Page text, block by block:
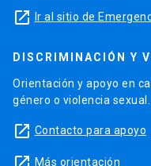
launch Ir al sitio de
DISCRIMINACIÓN Y
Orientación y apoyo en
género o violencia sexual.
launch Contacto para apoyo
Más orientación